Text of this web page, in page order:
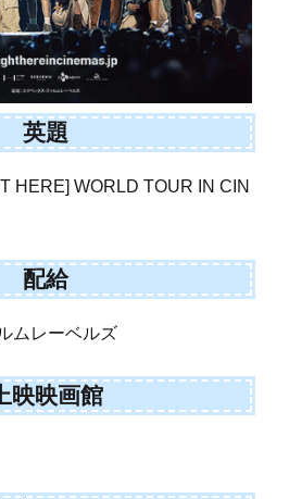
英題
HERE] WORLD TOUR IN CIN
配給
ムレーベルズ
映映画館